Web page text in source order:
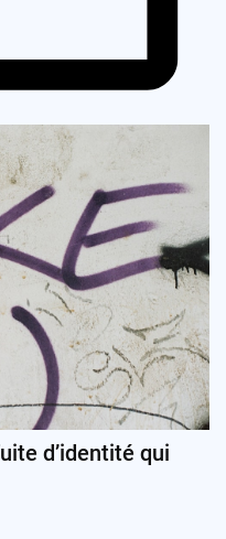
d’identité qui